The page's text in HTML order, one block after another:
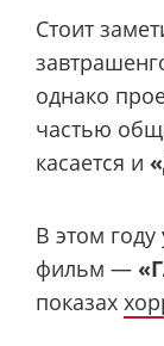
Стоит
однако
частью
касается и
В этом
фильм —
показах